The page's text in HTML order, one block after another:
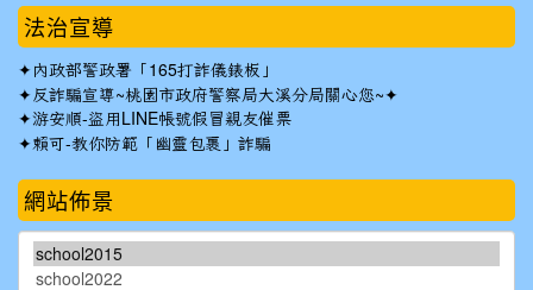
法治宣導
✦ 內政部警政署「165打詐儀錶板」
✦反詐騙宣導~桃園市政府警察局大溪分局關心您~✦
✦游安順-盜用LINE帳號假冒親友催票
✦賴可-教你防範「幽靈包裹」詐騙
網站佈景